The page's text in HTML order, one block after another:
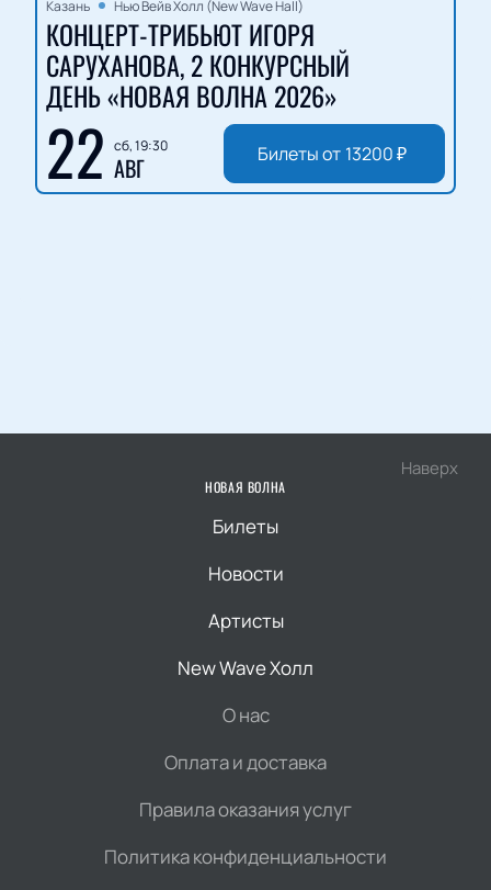
Казань
Нью Вейв Холл (New Wave Hall)
КОНЦЕРТ-ТРИБЬЮТ ИГОРЯ
САРУХАНОВА, 2 КОНКУРСНЫЙ
ДЕНЬ «НОВАЯ ВОЛНА 2026»
22 сб, 19:30
АВГ Билеты от 13200₽
Наверх
НОВАЯ ВОЛНА
Билеты
Новости
Артисты
New Wave Холл
О нас
Оплата и доставка
Правила оказания услуг
Политика конфиденциальности